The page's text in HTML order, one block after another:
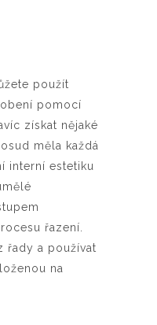
použít
pomocí
získat nějaké
měla každá
interní estetiku
řazení.
řady a používat
na